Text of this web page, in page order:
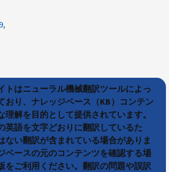
トはニューラル機械翻訳ツールによっ
おり、ナレッジベース（KB）コンテン
理解を目的として提供されています。
英語を文字どおりに翻訳しているた
ない翻訳が含まれている場合がありま
ベースの元のコンテンツを確認する場
をご利用ください。翻訳の問題や誤訳